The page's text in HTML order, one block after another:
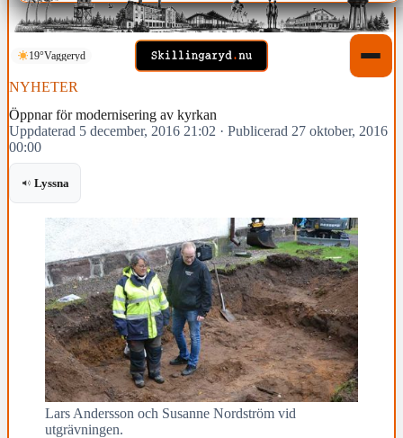
19°Vaggeryd
NYHETER
Öppnar för modernisering av kyrkan
Uppdaterad 5 december, 2016 21:02 · Publicerad 27 oktober, 2016
00:00
Lyssna
Lars Andersson och Susanne Nordström vid
utgrävningen.